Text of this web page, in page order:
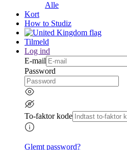
Alle
Kort
How to Studiz
Tilmeld
Log ind
E-mail
Password
To-faktor kode
Glemt password?